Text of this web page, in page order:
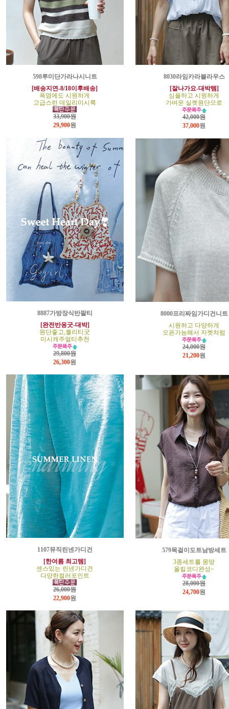
598루미단가라나시니트
[배송지연-8/18이후배송]
폭염에도 시원하게
고급스런 데일리미시룩
33,900원
29,900원
8030라임카라블라우스
[잘나가요-대박템]
심플하고 시원하게
가벼운 실켓원단으로
42,000원
37,000원
8887가방장식반팔티
[완전반응굿-대박]
원단좋고,퀄리티굿
미시캐주얼티추천
29,800원
26,300원
8000프리짜임가디건니트
시원하고 다양하게
오픈가능해서 자켓처럼
24,000원
21,200원
1107뮤직린넨가디건
[한여름 최고템]
센스있는 린넨가디건
다양한컬러포인트
26,000원
22,900원
579목걸이도트남방세트
3종세트를 몽땅
올킬코디완성~
28,000원
24,700원